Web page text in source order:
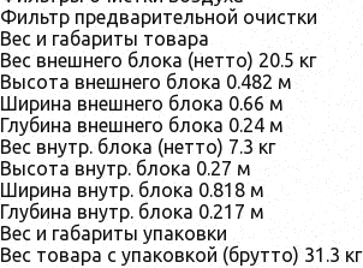
Фильтр предварительной очистки
Вес и габариты товара
Вес внешнего блока (нетто) 20.5 кг
Высота внешнего блока 0.482 м
Ширина внешнего блока 0.66 м
Глубина внешнего блока 0.24 м
Вес внутр. блока (нетто) 7.3 кг
Высота внутр. блока 0.27 м
Ширина внутр. блока 0.818 м
Глубина внутр. блока 0.217 м
Вес и габариты упаковки
Вес товара с упаковкой (брутто) 31.3 кг